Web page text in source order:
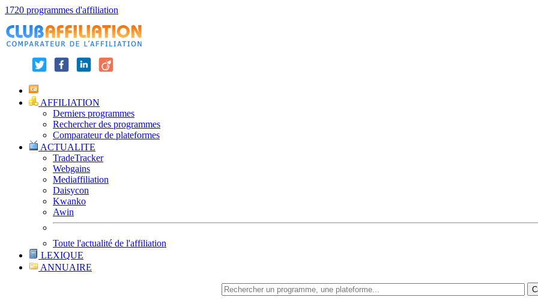
1720 programmes d'affiliation
AFFILIATION
Derniers programmes
Rechercher des programmes
Comparateur de plateformes
ACTUALITE
TradeTracker
Webgains
Mediaffiliation
Daisycon
Kwanko
Awin
Toute l'actualité de l'affiliation
LEXIQUE
ANNUAIRE